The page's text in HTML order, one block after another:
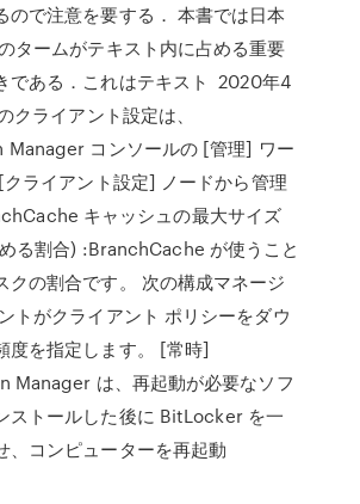
ので注意を要する． 本書では日本
タームがテキスト内に占める重要
である．これはテキスト 2020年4
クライアント設定は、
コンソールの [管理] ワー
ライアント設定] ノードから管理
キャッシュの最大サイズ
る割合) :BranchCache が使うこと
クの割合です。 次の構成マネージ
トがクライアント ポリシーをダウ
度を指定します。 [常時]
Manager は、再起動が必要なソフ
ストールした後に BitLocker を一
、コンピューターを再起動